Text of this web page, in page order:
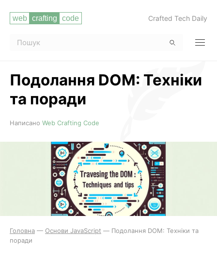
Crafted Tech Daily
Подолання DOM: Техніки
та порадиЧитати повністю
Написано Web Crafting Code
Головна — Основи JavaScript — Подолання DOM: Техніки та
поради